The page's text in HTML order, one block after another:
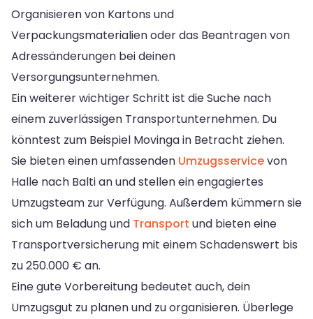
Organisieren von Kartons und
Verpackungsmaterialien oder das Beantragen von
Adressänderungen bei deinen
Versorgungsunternehmen.
Ein weiterer wichtiger Schritt ist die Suche nach
einem zuverlässigen Transportunternehmen. Du
könntest zum Beispiel Movinga in Betracht ziehen.
Sie bieten einen umfassenden Umzugsservicevon
Halle nach Balti an und stellen ein engagiertes
Umzugsteam zur Verfügung. Außerdem kümmern sie
sich um Beladung und Transport und bieten eine
Transportversicherung mit einem Schadenswert bis
zu 250.000 € an.
Eine gute Vorbereitung bedeutet auch, dein
Umzugsgut zu planen und zu organisieren. Überlege